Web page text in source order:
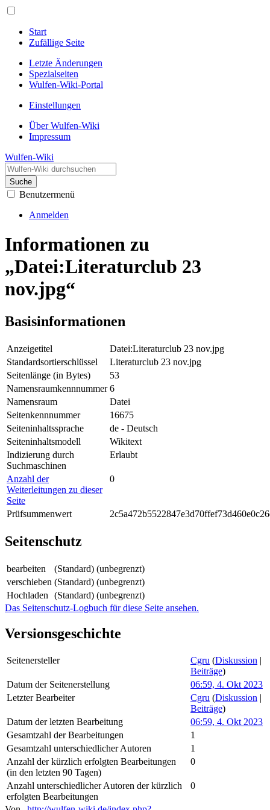
Start
Zufällige Seite
Letzte Änderungen
Spezialseiten
Wulfen-Wiki-Portal
Einstellungen
Über Wulfen-Wiki
Impressum
Wulfen-Wiki
Suche
Benutzermenü
Anmelden
Informationen zu
„Datei:Literaturclub 23
nov.jpg“
Basisinformationen
Anzeigetitel
Datei:Literaturclub 23 nov.jpg
Standardsortierschlüssel
Literaturclub 23 nov.jpg
Seitenlänge (in Bytes)
53
Namensraumkennnummer 6
Namensraum
Datei
Seitenkennnummer
16675
Seiteninhaltssprache
de - Deutsch
Seiteninhaltsmodell
Wikitext
Indizierung durch
Suchmaschinen
Erlaubt
Anzahl der
Weiterleitungen zu dieser
Seite
0
Prüfsummenwert
Seitenschutz
bearbeiten
(Standard) (unbegrenzt)
verschieben (Standard) (unbegrenzt)
Hochladen
(Standard) (unbegrenzt)
Das Seitenschutz-Logbuch für diese Seite ansehen.
Versionsgeschichte
Seitenersteller Cgru (Diskussion |
Beiträge)
Datum der Seitenerstellung
06:59, 4. Okt 2023
Letzter Bearbeiter
Cgru (Diskussion |
Beiträge)
Datum der letzten Bearbeitung
06:59, 4. Okt 2023
Gesamtzahl der Bearbeitungen
1
Gesamtzahl unterschiedlicher Autoren
1
Anzahl der kürzlich erfolgten Bearbeitungen
(in den letzten 90 Tagen)
0
Anzahl unterschiedlicher Autoren der kürzlich
erfolgten Bearbeitungen
0